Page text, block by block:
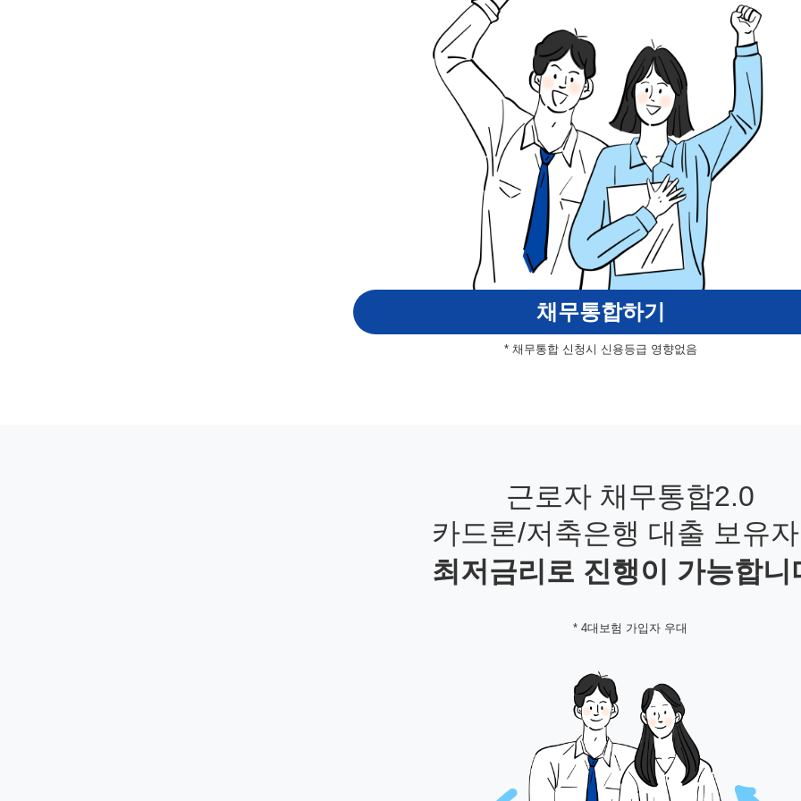
채무통합하기
* 채무통합 신청시 신용등급 영향없음
근로자 채무통합2.0
카드론/저축은행 대출 보유
최저금리로 진행이 가능합니
* 4대보험 가입자 우대